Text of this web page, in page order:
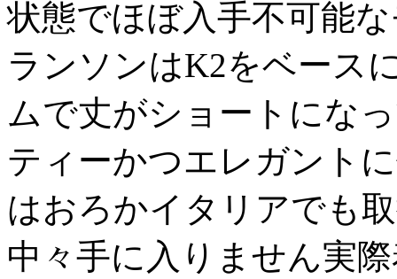
状態でほぼ入手不可能
ランソンはK2をベース
ムで丈がショートにな
ティーかつエレガント
はおろかイタリアでも
中々手に入りません実